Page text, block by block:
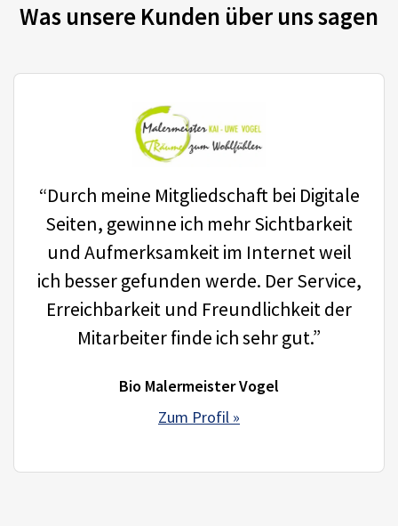
Was unsere Kunden über uns sagen
“Durch meine Mitgliedschaft bei Digitale
Seiten, gewinne ich mehr Sichtbarkeit
und Aufmerksamkeit im Internet weil
ich besser gefunden werde. Der Service,
Erreichbarkeit und Freundlichkeit der
Mitarbeiter finde ich sehr gut.”
Bio Malermeister Vogel
Zum Profil »